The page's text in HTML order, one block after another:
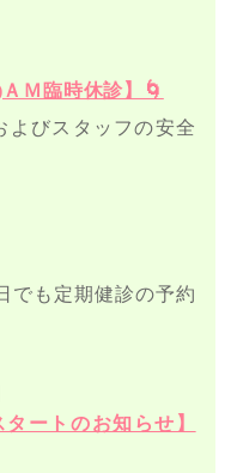
Ｍ臨時休診】🌀
よびスタッフの安全
でも定期健診の予約
ートのお知らせ】